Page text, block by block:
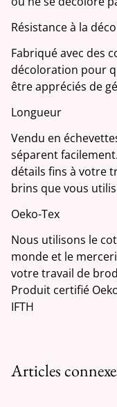
Résistance à la
Fabriqué avec des
décoloration pour
être appréciés de
Longueur
Vendu en
séparent
détails fins à votre
brins que vous
Oeko-Tex
Nous utilisons le
monde et le
votre travail de
Produit certifié
IFTH
Articles